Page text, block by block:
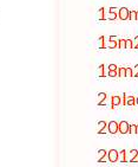
2
2012